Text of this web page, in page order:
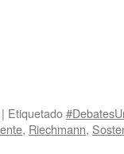
| Etiquetado
, Riechmann,